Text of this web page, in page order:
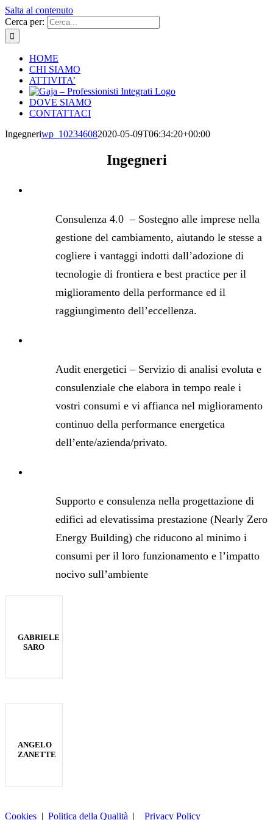
Salta al contenuto
Cerca per:
HOME
CHI SIAMO
ATTIVITA’
DOVE SIAMO
CONTATTACI
Ingegneriwp_102346082020-05-09T06:34:20+00:00
Ingegneri
Consulenza 4.0 – Sostegno alle imprese nella
gestione del cambiamento, aiutando le stesse a
cogliere i vantaggi indotti dall’adozione di
tecnologie di frontiera e best practice per il
miglioramento della performance ed il
raggiungimento dell’eccellenza.
Audit energetici – Servizio di analisi evoluta e
consulenziale che elabora in tempo reale i
vostri consumi e vi affianca nel miglioramento
continuo della performance energetica
dell’ente/azienda/privato.
Supporto e consulenza nella progettazione di
edifici ad elevatissima prestazione (Nearly Zero
Energy Building) che riducono al minimo i
consumi per il loro funzionamento e l’impatto
nocivo sull’ambiente
GABRIELE
SARO
ANGELO
ZANETTE
Cookies | Politica della Qualità | Privacy Policy